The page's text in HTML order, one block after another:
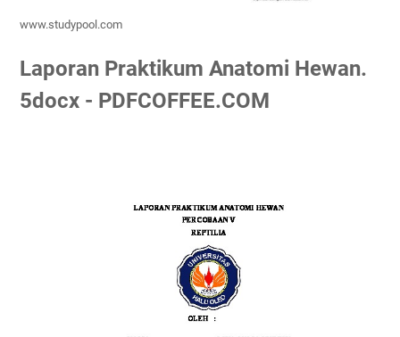
www.studypool.com
Laporan Praktikum Anatomi Hewan.
5docx - PDFCOFFEE.COM